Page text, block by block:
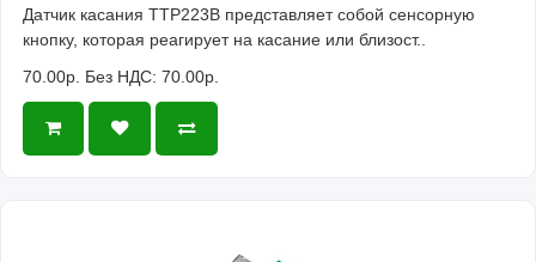
Датчик касания TTP223B представляет собой сенсорную
кнопку, которая реагирует на касание или близост..
70.00р. Без НДС: 70.00р.